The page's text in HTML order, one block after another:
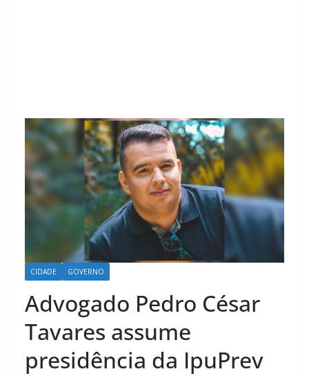
CIDADE GOVERNO
Advogado Pedro César
Tavares assume
presidência da IpuPrev